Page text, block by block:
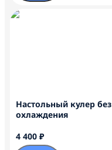
Настольный кулер без
охлаждения
4 400 ₽